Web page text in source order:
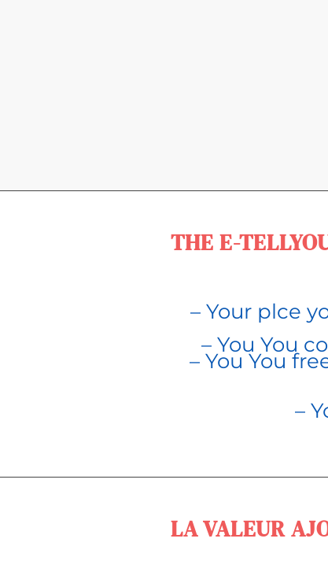
THE E-
–Your plce
–You You
– You You
–
LA VALEUR